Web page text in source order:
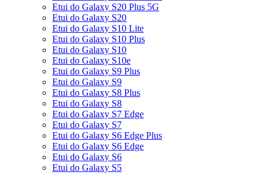
Etui do Galaxy S20 Plus 5G
Etui do Galaxy S20
Etui do Galaxy S10 Lite
Etui do Galaxy S10 Plus
Etui do Galaxy S10
Etui do Galaxy S10e
Etui do Galaxy S9 Plus
Etui do Galaxy S9
Etui do Galaxy S8 Plus
Etui do Galaxy S8
Etui do Galaxy S7 Edge
Etui do Galaxy S7
Etui do Galaxy S6 Edge Plus
Etui do Galaxy S6 Edge
Etui do Galaxy S6
Etui do Galaxy S5